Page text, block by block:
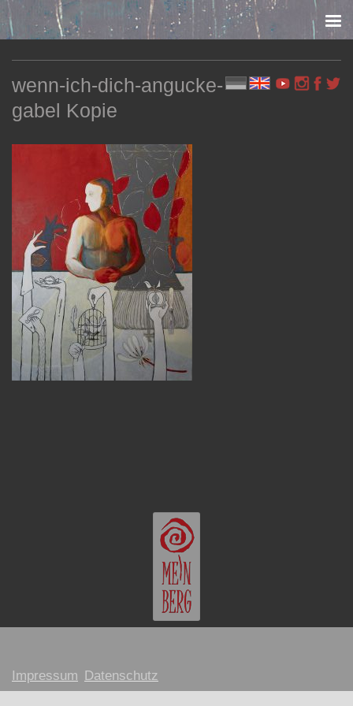
Skip to content
wenn-ich-dich-angucke-
gabel Kopie
Impressum Datenschutz